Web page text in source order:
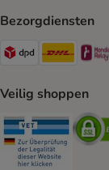
Bezorgdiensten
Dpd Shipping
DHL
Veilig shoppen